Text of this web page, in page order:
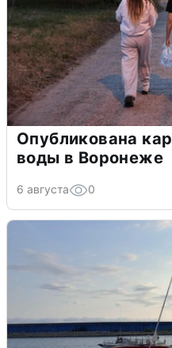
Опубликована
воды в Воронеже
6 августа 0